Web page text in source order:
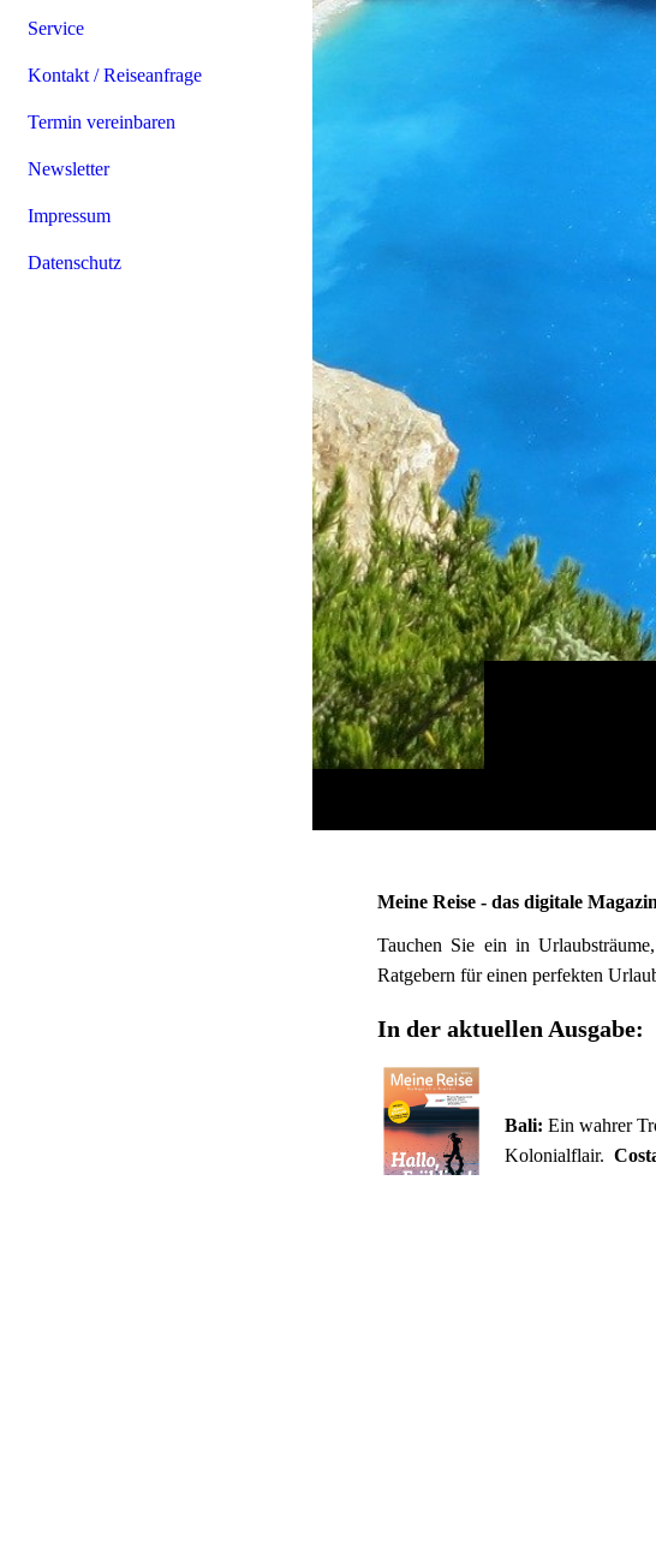
Meine Reise - das digitale Magazin
Tauchen Sie ein in
Ratgebern für einen perfekten
In der aktuellen Ausgabe:
Bali: Ein wahrer
Kolonialflair.
Service
Kontakt / Reiseanfrage
Termin vereinbaren
Newsletter
Impressum
Datenschutz